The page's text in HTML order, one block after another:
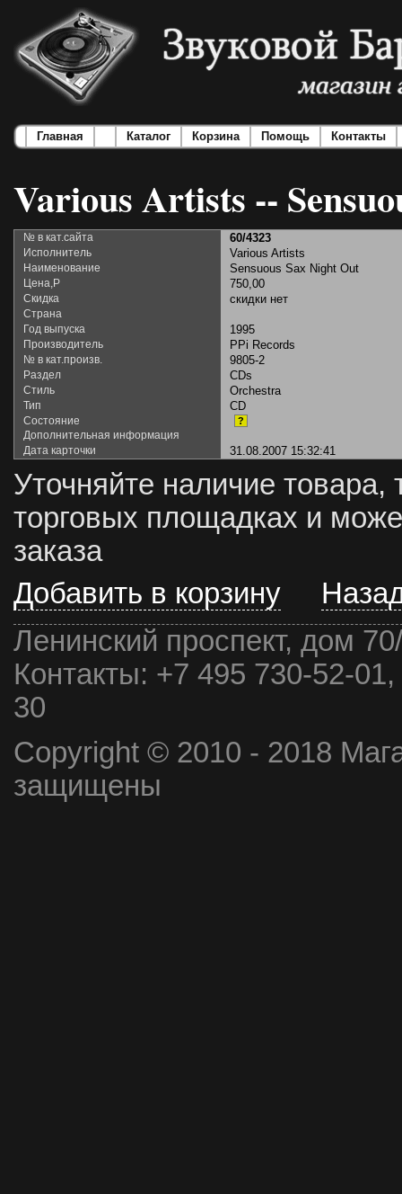
Главная Каталог Корзина Помощь Контакты
Various Artists --
№ в кат.сайта 60/4323
Исполнитель Various Artists
Наименование Sensuous Sax Night Out
Цена,Р 750,00
Скидка скидки нет
Страна
Год выпуска
1995
Производитель PPi Records
№ в кат.произв. 9805-2
Раздел CDs
Стиль Orchestra
Тип CD
Состояние ?
Дополнительная информация
Дата карточки
31.08.2007 15:32:41
Уточняйте наличие товара,
торговых площадках и
заказа
Добавить в корзину
Ленинский проспект, дом
Контакты: +7 495 730-52-
30
Copyright © 2010 - 2018
защищены